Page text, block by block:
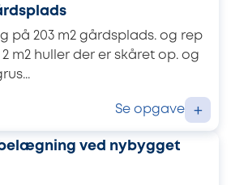
på 203 m2 gårdsplads. og rep
m2 huller der er skåret op. og
Se opgave +
ved nybygget